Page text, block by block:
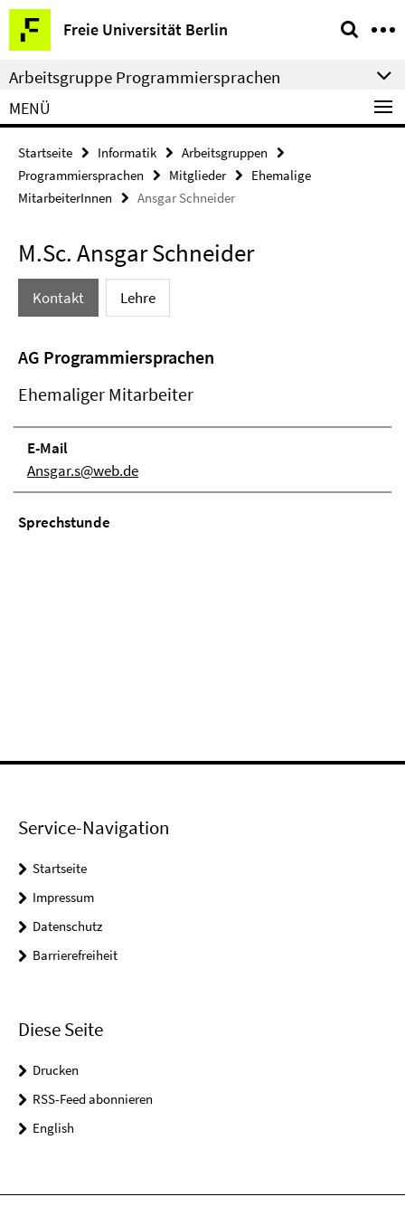
Springe
direkt
zu
Inhalt
Freie Universität Berlin
Service-
Navigation
Arbeitsgruppe Programmiersprachen
MENÜ
Startseite Informatik
Arbeitsgruppen
Programmiersprachen
Mitglieder
Ehemalige
MitarbeiterInnen
Ansgar Schneider
M.Sc. Ansgar Schneider
Kontakt Lehre
AG Programmiersprachen
Ehemaliger Mitarbeiter
E-Mail
Ansgar.s@web.de
Sprechstunde
Service-Navigation
Startseite
Impressum
Datenschutz
Barrierefreiheit
Diese Seite
Drucken
RSS-Feed abonnieren
English